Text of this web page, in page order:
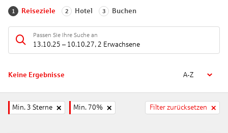
1 Reiseziele 2 Hotel 3 Buchen
Passen Sie Ihre Suche an
13.10.25 – 10.10.27, 2 Erwachsene
Keine Ergebnisse A-Z
Min. 3 Sterne Min. 70% Filter zurücksetzen